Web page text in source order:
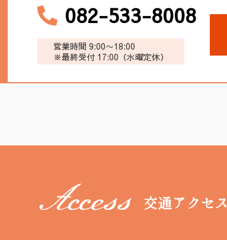
082-533-8008
営業時間 9:00〜18:00
※最終受付 17:00（水曜定休）
交通アクセス